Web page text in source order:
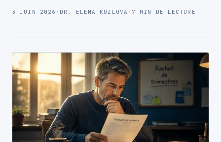
3 JUIN 2026 · DR. ELENA KOZLOVA · 7 MIN DE LECTURE